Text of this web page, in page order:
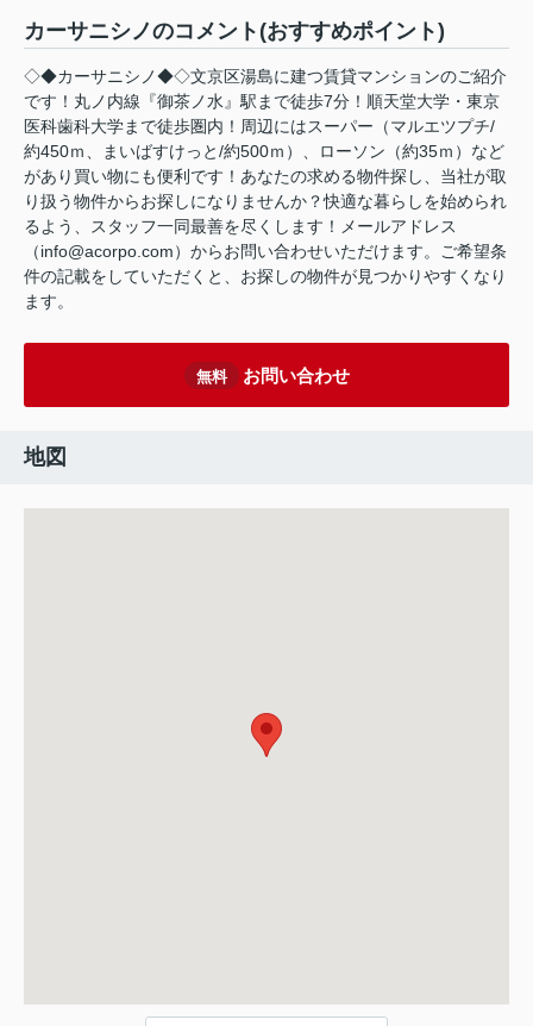
カーサニシノのコメント(おすすめポイント)
◇◆カーサニシノ◆◇文京区湯島に建つ賃貸マンションのご紹介
です！丸ノ内線『御茶ノ水』駅まで徒歩7分！順天堂大学・東京
医科歯科大学まで徒歩圏内！周辺にはスーパー（マルエツプチ/
約450ｍ、まいばすけっと/約500ｍ）、ローソン（約35ｍ）など
があり買い物にも便利です！あなたの求める物件探し、当社が取
り扱う物件からお探しになりませんか？快適な暮らしを始められ
るよう、スタッフ一同最善を尽くします！メールアドレス
（info@acorpo.com）からお問い合わせいただけます。ご希望条
件の記載をしていただくと、お探しの物件が見つかりやすくなり
ます。
無料 お問い合わせ
地図